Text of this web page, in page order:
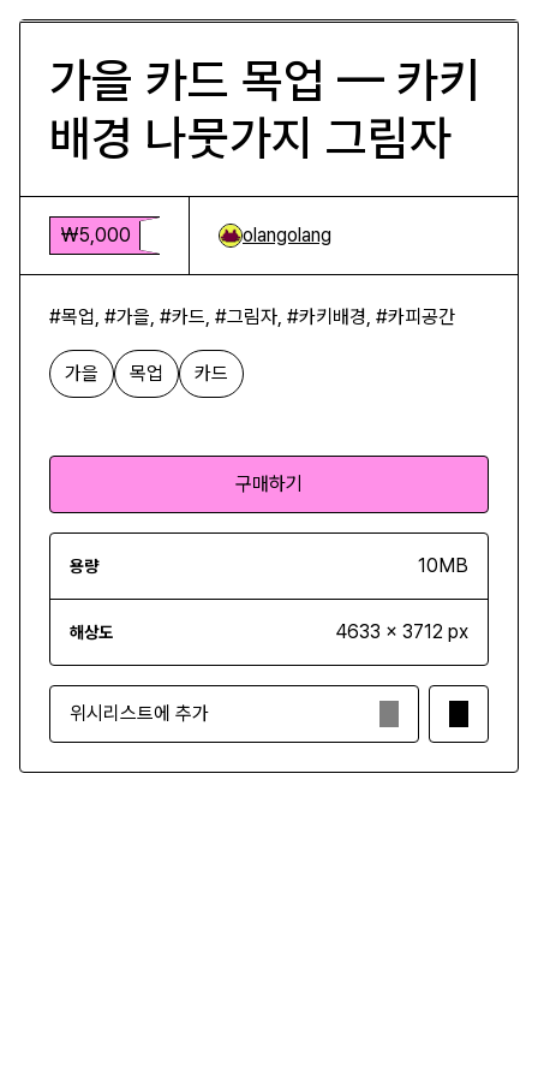
가을 카드 목업 — 카키
배경 나뭇가지 그림자
₩5,000 olangolang
#목업, #가을, #카드, #그림자, #카키배경, #카피공간
가을 목업 카드
구매하기
용량 10MB
해상도 4633 x 3712 px
위시리스트에 추가